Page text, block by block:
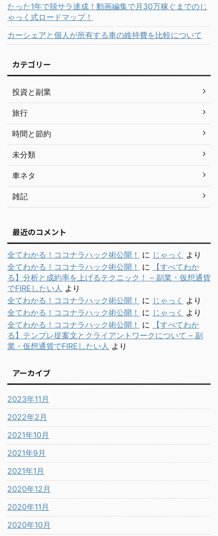
たった1年で脱サラ達成！動画編集で月30万稼ぐまでのじ
ゃっく式ロードマップ！
カーシェアと個人が所有する車の維持費を比較について
カテゴリー
投資と副業
旅行
時間と節約
未分類
車ネタ
雑記
最近のコメント
全てわかる！ココナラハック術公開！ に じゃっく
より
全てわかる！ココナラハック術公開！
に
【すべてわか
る】分析と成約率を上げるテクニック！ – 副業・仮想通貨
でFIREしたい人 より
全てわかる！ココナラハック術公開！
に じゃっく
より
全てわかる！ココナラハック術公開！
に じゃっく
より
全てわかる！ココナラハック術公開！
に
【すべてわか
る】テンプレ提案文とクライアントワークについて – 副
業・仮想通貨でFIREしたい人 より
アーカイブ
2023年11月
2022年2月
2021年10月
2021年9月
2021年1月
2020年12月
2020年11月
2020年10月